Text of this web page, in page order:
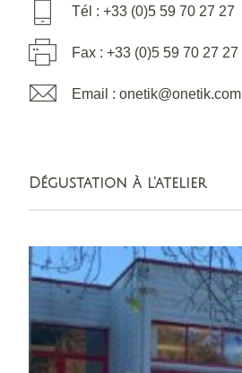
Tél : +33 (0)5 59 70 27 27
Fax : +33 (0)5 59 70 27 27
Email : onetik@onetik.com
Dégustation à l'atelier